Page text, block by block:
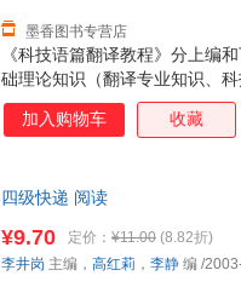
《科技语篇翻译教程》分上编
础理论知识（翻译专业知识、
宽译者的翻译视野，提高汉英
下坚实的理论基础；下编涉及
者、翻译专业学生、语言专业
墨香图书专营店
加入购物车 收藏
四级快递 阅读
¥9.70 定价： ¥11.00 (8.82折)
李井岗 主编， 高红莉 ， 李静 编 /